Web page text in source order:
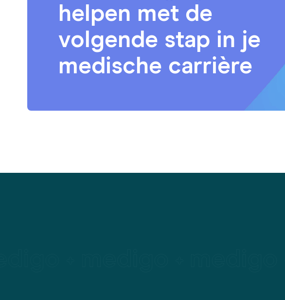
helpen met de
volgende stap in je
medische carrière